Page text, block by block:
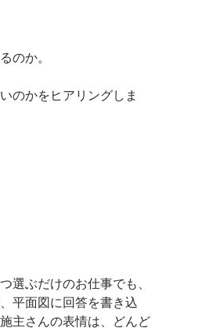
のか。
のかをヒアリングしま
選ぶだけのお仕事でも、
平面図に回答を書き込
主さんの表情は、どんど